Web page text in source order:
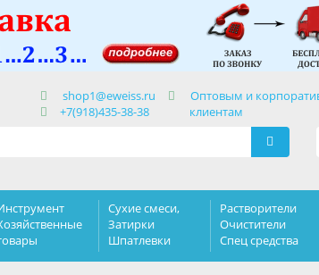
shop1@eweiss.ru
+7(918)435-38-38
Оптовым и
клиентам
Сухие смеси,
Затирки
Шпатлевки
Растворители
Очистители
Спец средства